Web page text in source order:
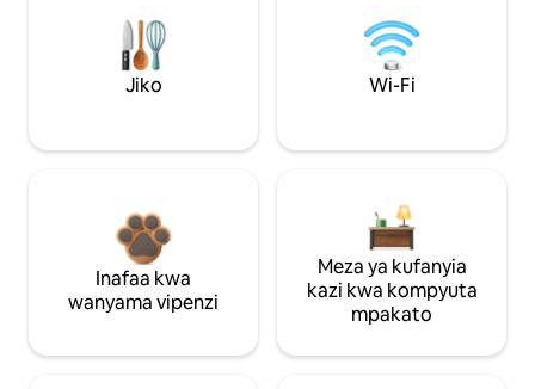
Jiko Wi-Fi
Inafaa kwa
wanyama vipenzi
Meza ya kufanyia
kazi kwa kompyuta
mpakato